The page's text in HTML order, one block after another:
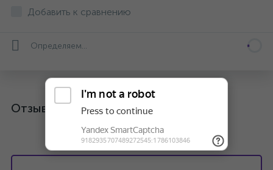
Добавить к сравнению
Определяем...
Отзывы